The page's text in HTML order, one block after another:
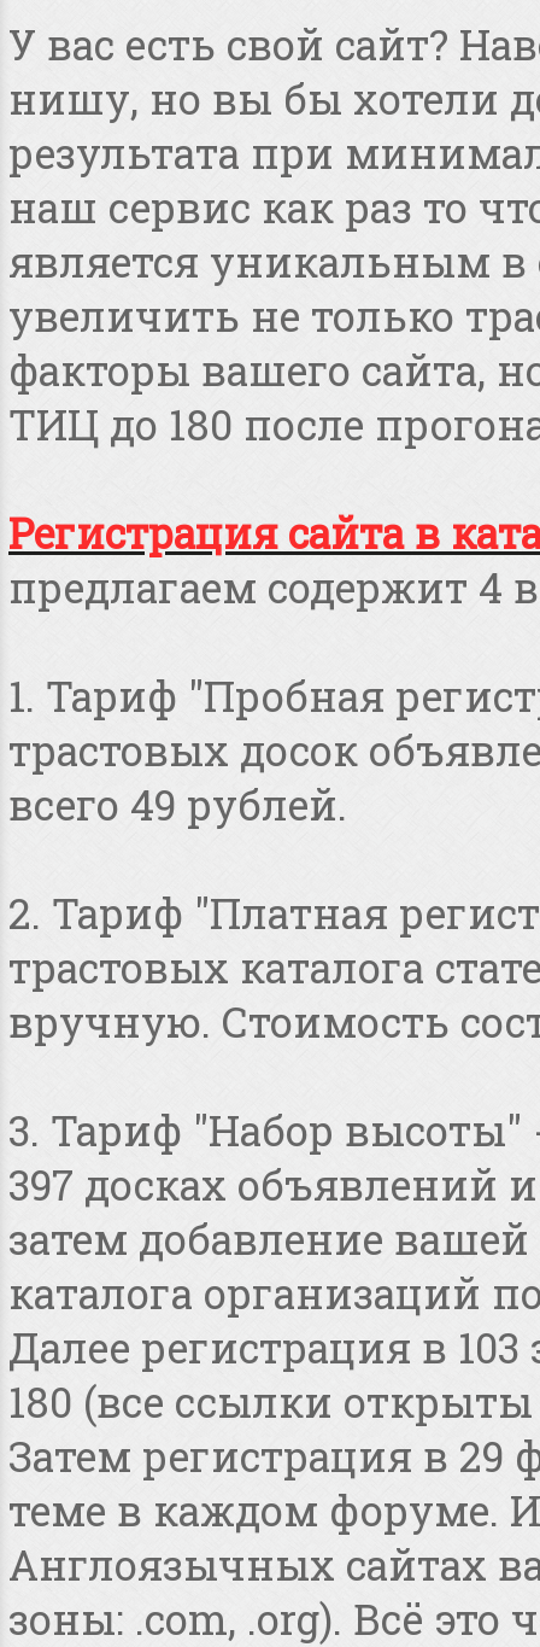
У вас есть свой сайт?
нишу, но вы бы хотели
результата при
наш сервис как раз то
является уникальным в
увеличить не только
факторы вашего сайта,
ТИЦ до 180 после
Регистрация сайта в
предлагаем содержит 4
1. Тариф "Пробная
трастовых досок
всего 49 рублей.
2. Тариф "Платная
трастовых каталога
вручную. Стоимость
3. Тариф "Набор
397 досках объявлений
затем добавление
каталога организаций
Далее регистрация в
180 (все ссылки
Затем регистрация в 29
теме в каждом форуме.
Англоязычных сайтах
зоны: .com, .org). Всё это